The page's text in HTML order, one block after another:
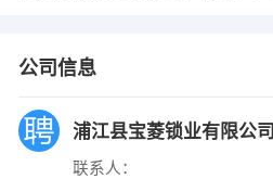
公司信息
浦江县宝菱锁业有限公司
联系人：